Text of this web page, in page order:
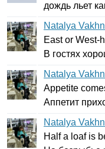
дождь льет
Natalya
East or West-
В гостях
Natalya
Appetite
Аппетит
Natalya
Half a loaf is